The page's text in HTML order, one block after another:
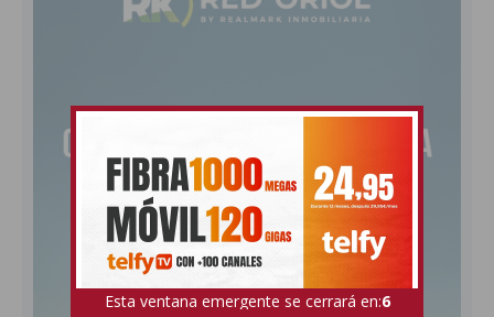
Esta ventana emergente se cerrará en:5